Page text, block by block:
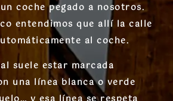
coche pegado a nosotros.
entendimos que allí la calle
al coche.
suele estar marcada
una línea blanca o verde